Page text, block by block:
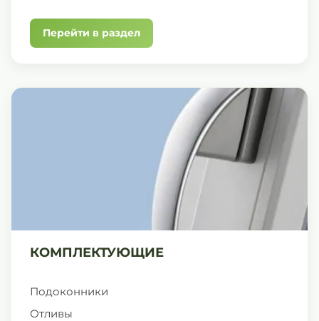
Перейти в раздел
КОМПЛЕКТУЮЩИЕ
Подоконники
Отливы